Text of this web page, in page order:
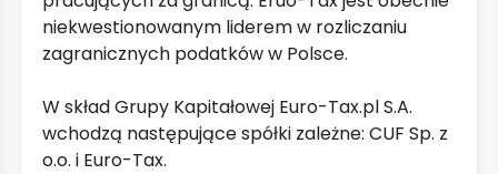
niekwestionowanym liderem w rozliczaniu
zagranicznych podatków w Polsce.
W skład Grupy Kapitałowej Euro-Tax.pl S.A.
wchodzą następujące spółki zależne: CUF Sp. z
o.o. i Euro-Tax.